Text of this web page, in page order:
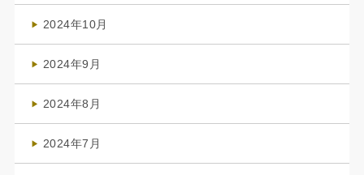
2024年10月
2024年9月
2024年8月
2024年7月